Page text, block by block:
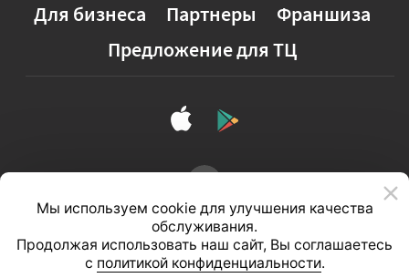
Для бизнеса
Партнеры
Франшиза
Предложение для ТЦ
Полная версия сайта
Мы используем cookie для улучшения качества
обслуживания.
Продолжая использовать наш сайт, Вы соглашаетесь
с политикой конфиденциальности.